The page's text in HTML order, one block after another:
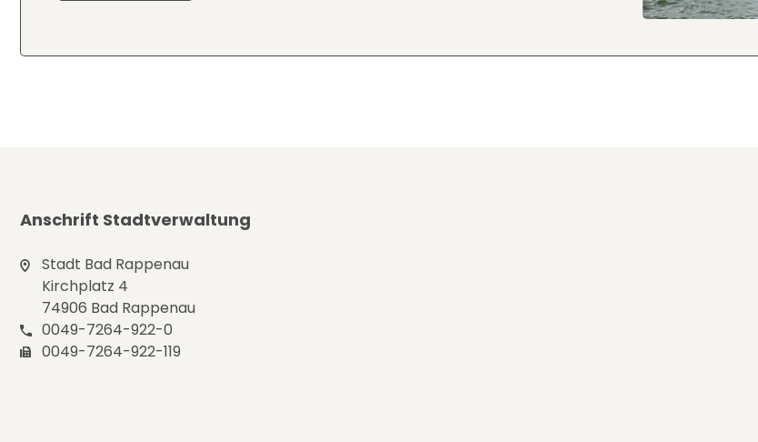
Anschrift Stadtverwaltung
Stadt Bad Rappenau
Kirchplatz 4
74906 Bad Rappenau
0049-7264-922-0
0049-7264-922-119